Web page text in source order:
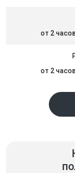
от 2
от 2